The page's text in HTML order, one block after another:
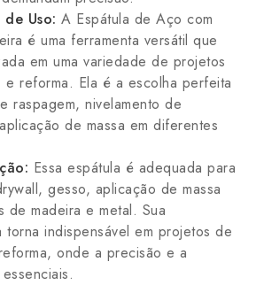
Uso: A Espátula de Aço com
é uma ferramenta versátil que
em uma variedade de projetos
e reforma. Ela é a escolha perfeita
raspagem, nivelamento de
de massa em diferentes
Essa espátula é adequada para
gesso, aplicação de massa
de madeira e metal. Sua
torna indispensável em projetos de
onde a precisão e a